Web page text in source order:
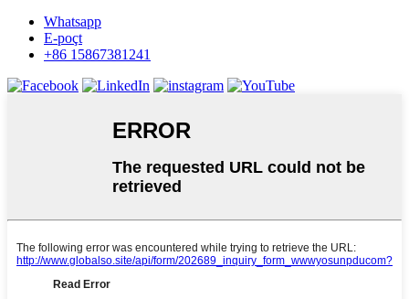
Whatsapp
E-poçt
+86 15867381241